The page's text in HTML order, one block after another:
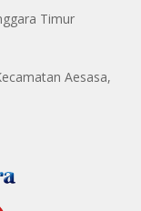
Timur
Aesasa,